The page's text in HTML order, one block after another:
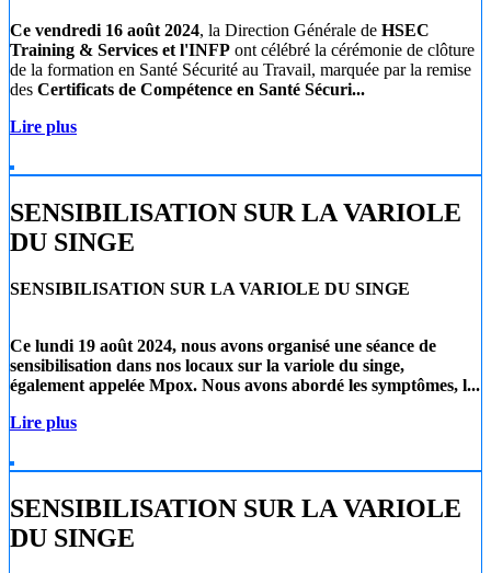
Ce vendredi 16 août 2024, la Direction Générale de HSEC
Training & Services et l'INFP ont célébré la cérémonie de clôture
de la formation en Santé Sécurité au Travail, marquée par la remise
des Certificats de Compétence en Santé Sécuri...
Lire plus
SENSIBILISATION SUR LA VARIOLE
DU SINGE
SENSIBILISATION SUR LA VARIOLE DU SINGE
Ce lundi 19 août 2024, nous avons organisé une séance de
sensibilisation dans nos locaux sur la variole du singe,
également appelée Mpox. Nous avons abordé les symptômes, l...
Lire plus
SENSIBILISATION SUR LA VARIOLE
DU SINGE